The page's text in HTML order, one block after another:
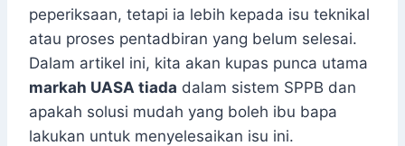
peperiksaan, tetapi ia lebih kepada isu teknikal
atau proses pentadbiran yang belum selesai.
Dalam artikel ini, kita akan kupas punca utama
markah UASA tiada dalam sistem SPPB dan
apakah solusi mudah yang boleh ibu bapa
lakukan untuk menyelesaikan isu ini.